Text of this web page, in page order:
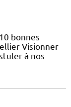
bonnes
Visionner
à nos